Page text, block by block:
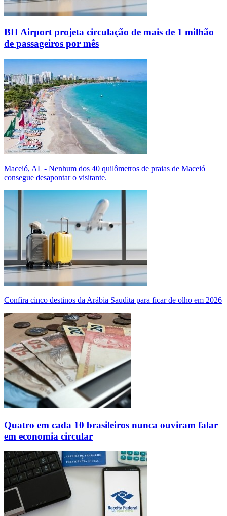
BH Airport projeta circulação de mais de 1 milhão
de passageiros por mês
Maceió, AL - Nenhum dos 40 quilômetros de praias de Maceió
consegue desapontar o visitante.
Confira cinco destinos da Arábia Saudita para ficar de olho em 2026
Quatro em cada 10 brasileiros nunca ouviram falar
em economia circular